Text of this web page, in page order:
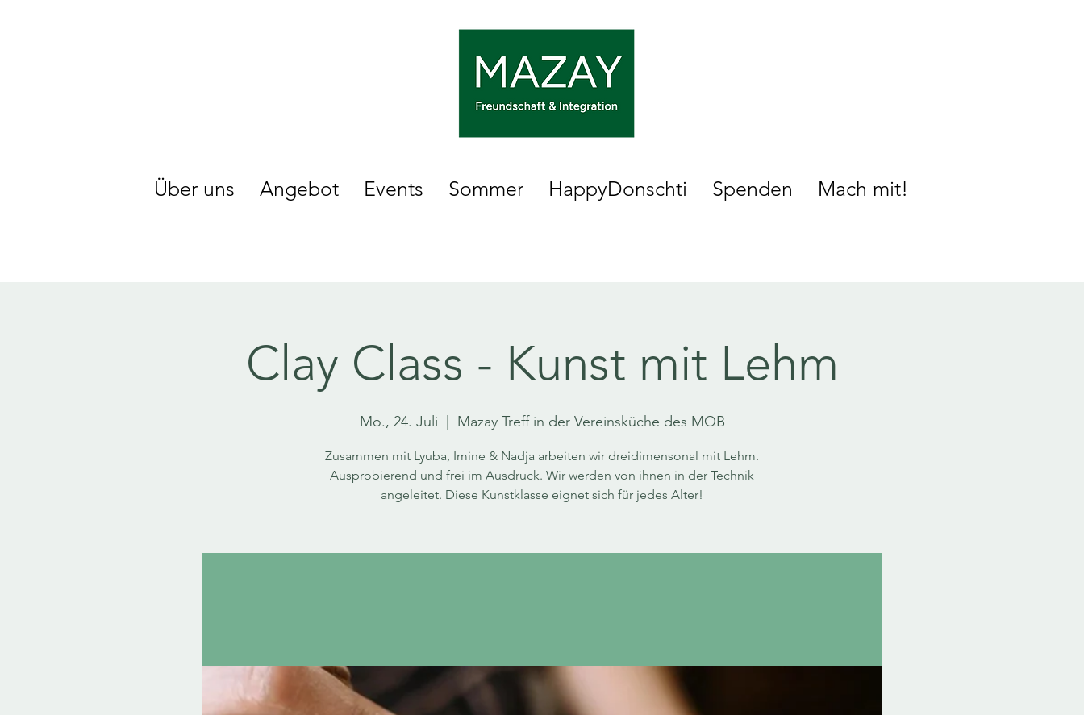
Über uns Angebot Events Sommer HappyDonschti Spenden Mach mit!
Clay Class - Kunst mit Lehm
Mo., 24. Juli Mazay Treff in der Vereinsküche des MQB
Zusammen mit Lyuba, Imine & Nadja arbeiten wir dreidimensonal mit Lehm.
Ausprobierend und frei im Ausdruck. Wir werden von ihnen in der Technik
angeleitet. Diese Kunstklasse eignet sich für jedes Alter!